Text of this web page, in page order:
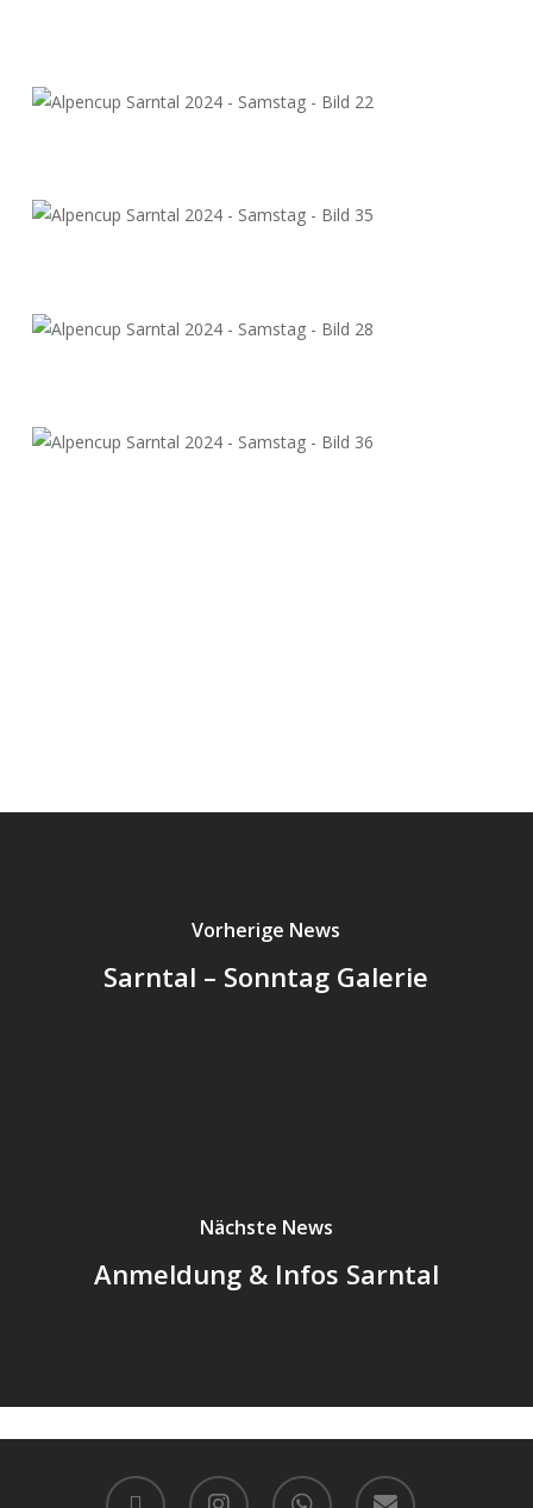
Vorherige News
Sarntal – Sonntag Galerie
Nächste News
Anmeldung & Infos Sarntal
facebook instagram whatsapp email